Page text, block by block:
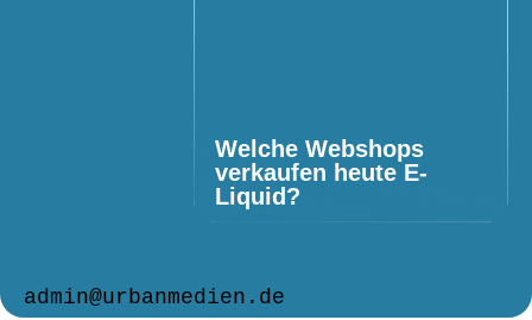
Welche Webshops
verkaufen heute E-
Liquid?
admin@urbanmedien.de